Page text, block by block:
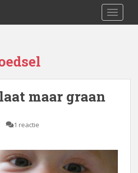
maar graan
1 reactie